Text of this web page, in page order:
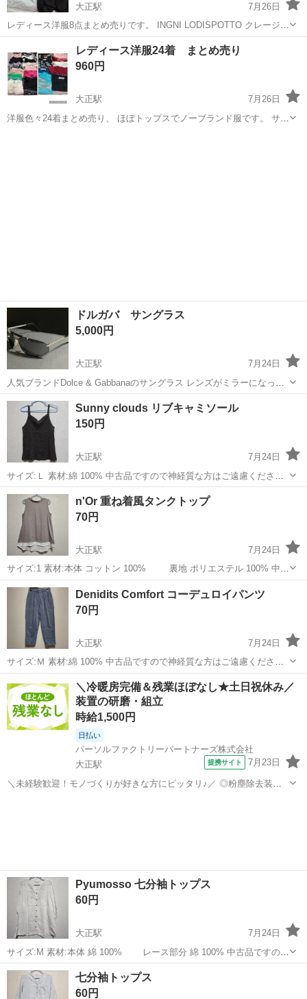
大正駅
7月26日
レディース洋服8点まとめ売りです。 INGNI LODISPOTTO クレージュ
のトップス1着ずつ含みます。 発送は予定しておりませんので、近く
まで取りに来て下さる方にお譲りしたいです。 また、他に出品してい
るものを一...
大阪市 大正駅 ポロシャツ INGNI
レディース洋服24着 まとめ売り
960円
大正駅
7月26日
洋服色々24着まとめ売り、 ほぼトップスでノーブランド服です。 サイ
ドルガバ サングラス
5,000円
大正駅
7月24日
人気ブランドDolce & Gabbanaのサングラス レンズがミラーになって
おります。 とてもかっこよく気に入ってましたが サングラスをする機
会が減ったのでお譲りします。 多少傷などありますがまだまだ使える
と思います。 ...
大阪 大阪市 ドルガバ
Sunny clouds リブキャミソール
150円
大正駅
7月24日
サイズ:Ｌ 素材:綿 100% 中古品ですので神経質な方はご遠慮ください
ませ
大阪 大阪市 大正駅 服/ファッション
n'Or 重ね着風タンクトップ
70円
大正駅
7月24日
サイズ:1 素材:本体 コットン 100% 裏地 ポリエステル 100% 中古
品ですので神経質な方はご遠慮くださいませ
大阪 大阪市
Denidits Comfort コーデュロイパンツ
70円
大正駅
7月24日
サイズ:Ｍ 素材:綿 100% 中古品ですので神経質な方はご遠慮ください
ませ
大正駅 服/ファッション
＼冷暖房完備＆残業ほぼなし★土日祝休み／
装置の研磨・組立
時給1,500円
日払い
パーソルファクトリーパートナーズ株式会社
大正駅
提携サイト 7月23日
＼未経験歓迎！モノづくりが好きな方にピッタリ♪／ ◎粉塵除去装置
Pyumosso 七分袖トップス
60円
大正駅
7月24日
サイズ:M 素材:本体 綿 100% レース部分 綿 100% 中古品ですので
神経質な方はご遠慮くださいませ
大阪 大阪市 大正駅 服/ファッション
七分袖トップス
60円